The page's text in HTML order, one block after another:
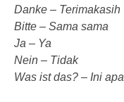
Danke – Terimakasih
Bitte – Sama sama
Ja – Ya
Nein – Tidak
Was ist das? – Ini